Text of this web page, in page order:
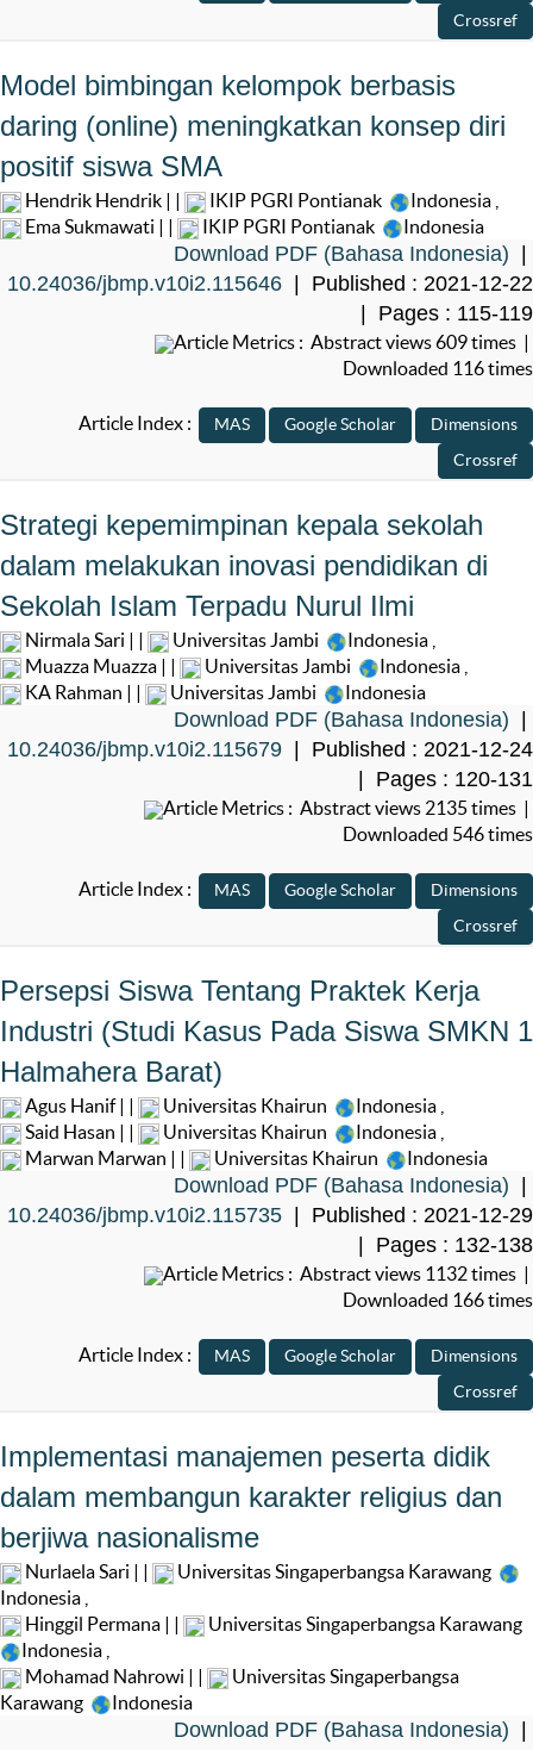
Model bimbingan kelompok berbasis
daring (online) meningkatkan konsep diri
positif siswa SMA
Hendrik Hendrik | | IKIP PGRI Pontianak Indonesia
Ema Sukmawati | |
IKIP PGRI Pontianak Indonesia
Download PDF (Bahasa Indonesia) |
10.24036/jbmp.v10i2.115646 | Published : 2021-12-22
| Pages : 115-119
Article Metrics : Abstract views 609 times |
Downloaded 116 times
Article Index :
Strategi kepemimpinan kepala sekolah
dalam melakukan inovasi pendidikan di
Sekolah Islam Terpadu Nurul Ilmi
Nirmala Sari | | Universitas Jambi Indonesia
Muazza Muazza | |
Universitas Jambi Indonesia
KA Rahman | |
Universitas Jambi Indonesia
Download PDF (Bahasa Indonesia) |
10.24036/jbmp.v10i2.115679 | Published : 2021-12-24
| Pages : 120-131
Article Metrics : Abstract views 2135 times |
Downloaded 546 times
Article Index :
Persepsi Siswa Tentang Praktek Kerja
Industri (Studi Kasus Pada Siswa SMKN 1
Halmahera Barat)
Agus Hanif | | Universitas Khairun Indonesia
Said Hasan | |
Universitas Khairun Indonesia
Marwan Marwan | |
Universitas Khairun Indonesia
Download PDF (Bahasa Indonesia) |
10.24036/jbmp.v10i2.115735 | Published : 2021-12-29
| Pages : 132-138
Article Metrics : Abstract views 1132 times |
Downloaded 166 times
Article Index :
Implementasi manajemen peserta didik
dalam membangun karakter religius dan
berjiwa nasionalisme
Nurlaela Sari | |
Universitas Singaperbangsa Karawang
Indonesia
Hinggil Permana | |
Universitas Singaperbangsa Karawang
Indonesia
Mohamad Nahrowi | |
Universitas Singaperbangsa
Karawang
Indonesia
Download PDF (Bahasa Indonesia) |